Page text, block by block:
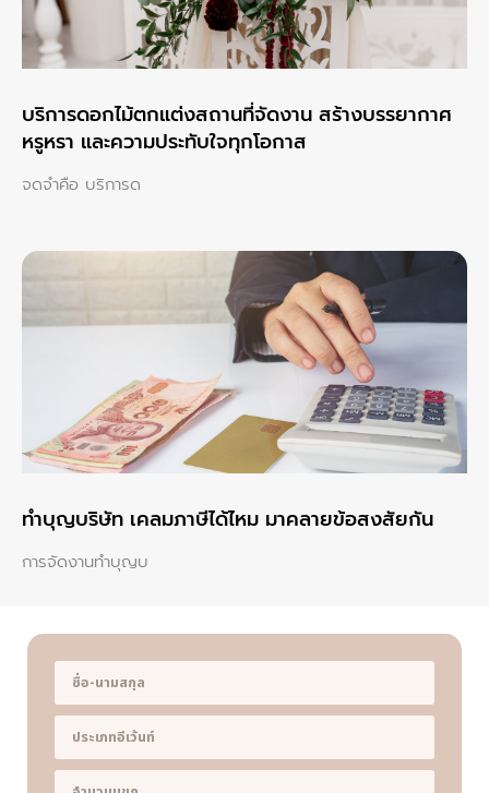
บริการดอกไม้ตกแต่งสถานที่จัดงาน สร้างบรรยากาศ
หรูหรา และความประทับใจทุกโอกาส
จดจำคือ บริการด
ทําบุญบริษัท เคลมภาษีได้ไหม มาคลายข้อสงสัยกัน
การจัดงานทำบุญบ